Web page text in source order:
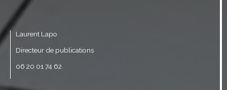
Laurent Lapo
Directeur de publications
06 20 01 74 62